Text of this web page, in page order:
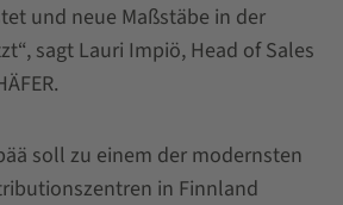
und neue Maßstäbe in der
sagt Lauri Impiö, Head of Sales
soll zu einem der modernsten
in Finnland